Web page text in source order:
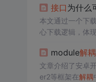
接口 为什么
本文通过一个下
心下载逻辑，体
module解耦
文章介绍了安卓
er2等框架在解耦